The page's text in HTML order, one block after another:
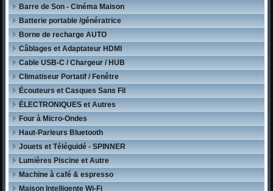
Barre de Son - Cinéma Maison
Batterie portable /génératrice
Borne de recharge AUTO
Câblages et Adaptateur HDMI
Cable USB-C / Chargeur / HUB
Climatiseur Portatif / Fenêtre
Écouteurs et Casques Sans Fil
ÉLECTRONIQUES et Autres
Four à Micro-Ondes
Haut-Parleurs Bluetooth
Jouets et Téléguidé - SPINNER
Lumières Piscine et Autre
Machine à café & espresso
Maison Intelligente Wi-Fi